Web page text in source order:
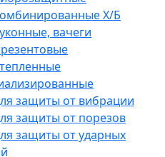
Х/Б
вачеги
защиты от вибрации
защиты от порезов
защиты от ударных